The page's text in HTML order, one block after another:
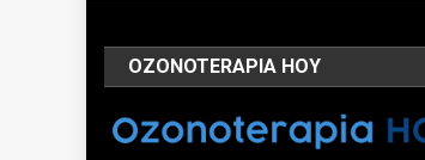
OZONOTERAPIA HOY